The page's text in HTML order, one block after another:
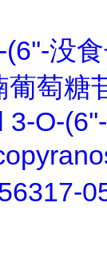
没
葡萄糖
3-O-